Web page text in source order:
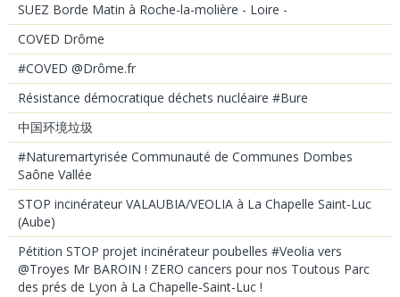
SUEZ Borde Matin à Roche-la-molière - Loire -
COVED Drôme
#COVED @Drôme.fr
Résistance démocratique déchets nucléaire #Bure
中国环境垃圾
#Naturemartyrisée Communauté de Communes Dombes
Saône Vallée
STOP incinérateur VALAUBIA/VEOLIA à La Chapelle Saint-Luc
(Aube)
Pétition STOP projet incinérateur poubelles #Veolia vers
@Troyes Mr BAROIN ! ZERO cancers pour nos Toutous Parc
des prés de Lyon à La Chapelle-Saint-Luc !